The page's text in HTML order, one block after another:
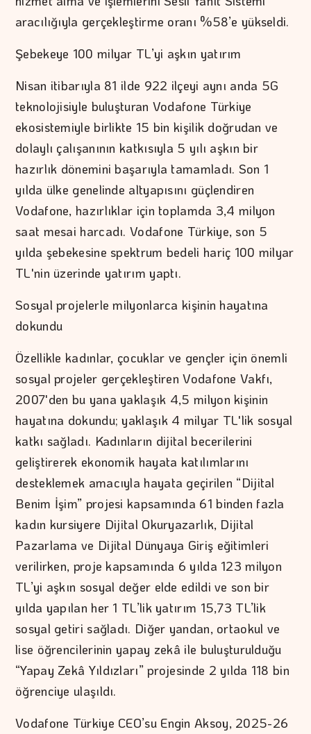
aracılığıyla gerçekleştirme oranı %58’e yükseldi.
Şebekeye 100 milyar TL’yi aşkın yatırım
Nisan itibarıyla 81 ilde 922 ilçeyi aynı anda 5G
teknolojisiyle buluşturan Vodafone Türkiye
ekosistemiyle birlikte 15 bin kişilik doğrudan ve
dolaylı çalışanının katkısıyla 5 yılı aşkın bir
hazırlık dönemini başarıyla tamamladı. Son 1
yılda ülke genelinde altyapısını güçlendiren
Vodafone, hazırlıklar için toplamda 3,4 milyon
saat mesai harcadı. Vodafone Türkiye, son 5
yılda şebekesine spektrum bedeli hariç 100 milyar
TL'nin üzerinde yatırım yaptı.
Sosyal projelerle milyonlarca kişinin hayatına
dokundu
Özellikle kadınlar, çocuklar ve gençler için önemli
sosyal projeler gerçekleştiren Vodafone Vakfı,
2007'den bu yana yaklaşık 4,5 milyon kişinin
hayatına dokundu; yaklaşık 4 milyar TL'lik sosyal
katkı sağladı. Kadınların dijital becerilerini
geliştirerek ekonomik hayata katılımlarını
desteklemek amacıyla hayata geçirilen “Dijital
Benim İşim” projesi kapsamında 61 binden fazla
kadın kursiyere Dijital Okuryazarlık, Dijital
Pazarlama ve Dijital Dünyaya Giriş eğitimleri
verilirken, proje kapsamında 6 yılda 123 milyon
TL’yi aşkın sosyal değer elde edildi ve son bir
yılda yapılan her 1 TL’lik yatırım 15,73 TL’lik
sosyal getiri sağladı. Diğer yandan, ortaokul ve
lise öğrencilerinin yapay zekâ ile buluşturulduğu
“Yapay Zekâ Yıldızları” projesinde 2 yılda 118 bin
öğrenciye ulaşıldı.
Vodafone Türkiye CEO’su Engin Aksoy, 2025-26